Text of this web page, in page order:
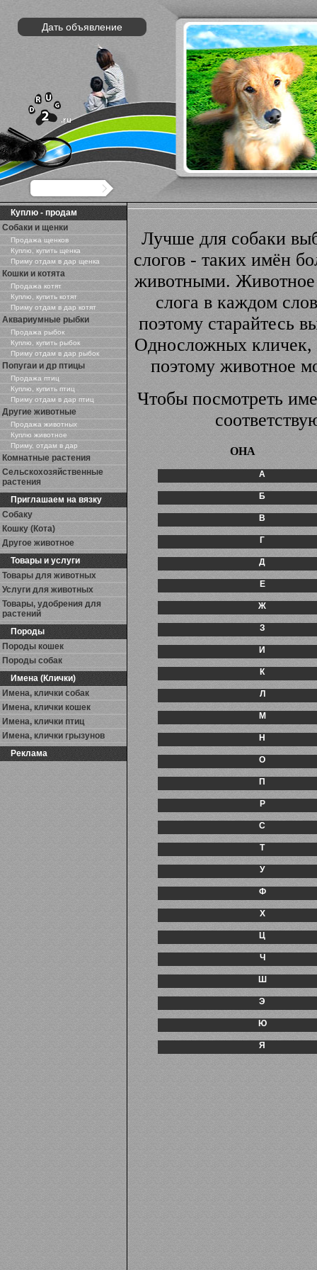
Дать объявление
Лучше для собаки
слогов - таких имён
животными. Животное
слога в каждом
поэтому старайтесь
Односложных
поэтому животное
Чтобы посмотреть
ОНА
А
Б
В
Г
Д
Е
Ж
З
И
К
Л
М
Н
О
П
Р
С
Т
У
Ф
Х
Ц
Ч
Ш
Э
Ю
Я
Куплю - продам
Собаки и щенки
Продажа щенков
Куплю, купить щенка
Приму отдам в дар щенка
Кошки и котята
Продажа котят
Куплю, купить котят
Приму отдам в дар котят
Аквариумные рыбки
Продажа рыбок
Куплю, купить рыбок
Приму отдам в дар рыбок
Попугаи и др птицы
Продажа птиц
Куплю, купить птиц
Приму отдам в дар птиц
Другие животные
Продажа животных
Куплю животное
Приму, отдам в дар
Комнатные растения
Сельскохозяйственные
растения
Приглашаем на вязку
Собаку
Кошку (Кота)
Другое животное
Товары и услуги
Товары для животных
Услуги для животных
Товары, удобрения для
растений
Породы
Породы кошек
Породы собак
Имена (Клички)
Имена, клички собак
Имена, клички кошек
Имена, клички птиц
Имена, клички грызунов
Реклама